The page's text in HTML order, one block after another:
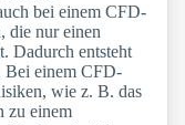
bei einem CFD-
die nur einen
Dadurch entsteht
Bei einem CFD-
wie z. B. das
zu einem